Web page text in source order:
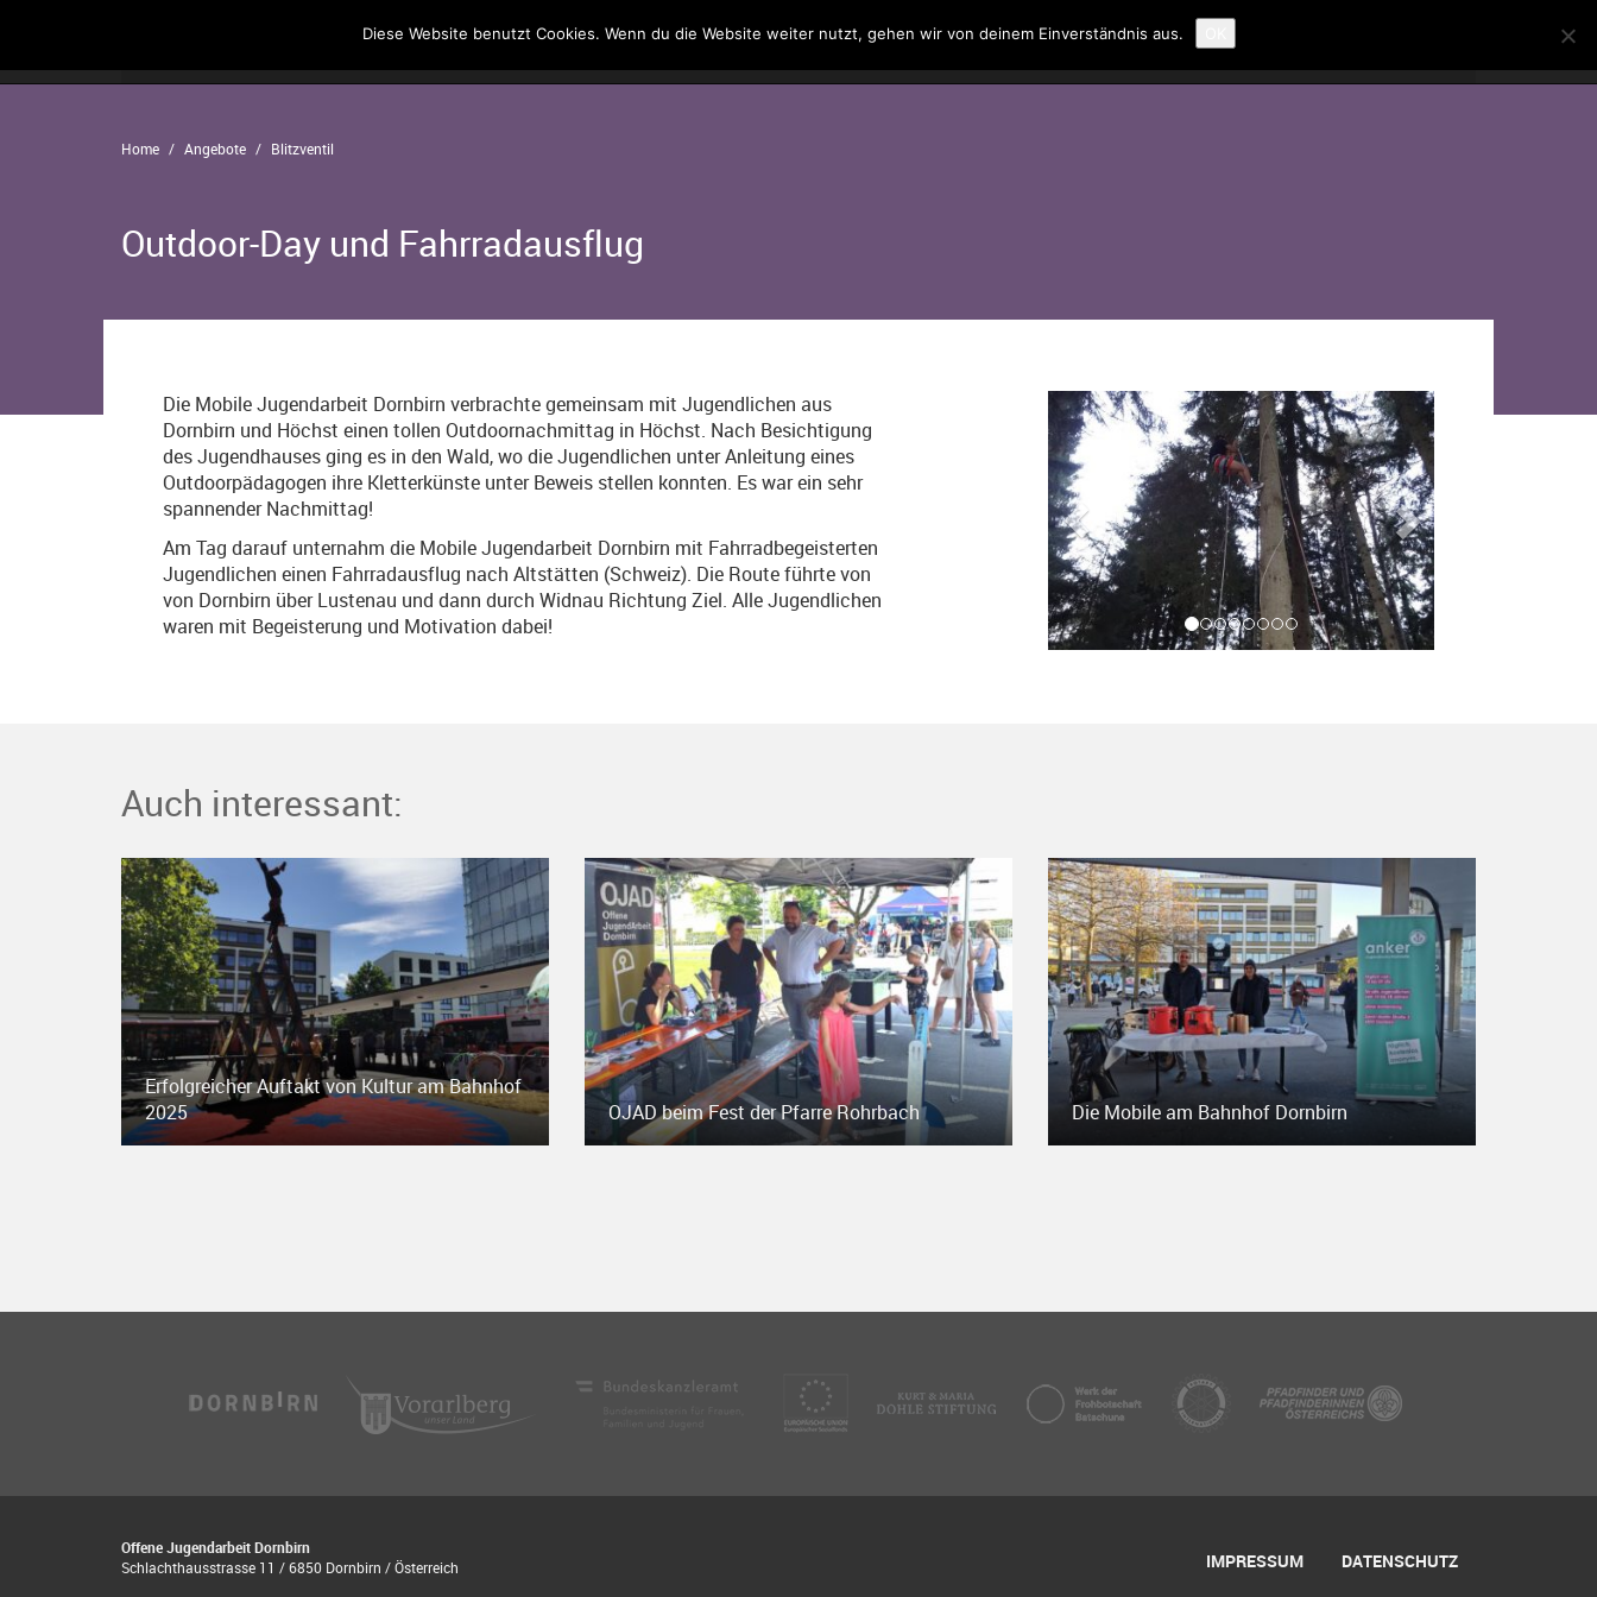
Der Verein Kontakt Suche
Home Angebote Blitzventil
Outdoor-Day und Fahrradausflug
Die Mobile Jugendarbeit Dornbirn verbrachte gemeinsam mit Jugendlichen aus
Dornbirn und Höchst einen tollen Outdoornachmittag in Höchst. Nach Besichtigung
des Jugendhauses ging es in den Wald, wo die Jugendlichen unter Anleitung eines
Outdoorpädagogen ihre Kletterkünste unter Beweis stellen konnten. Es war ein sehr
spannender Nachmittag!
Am Tag darauf unternahm die Mobile Jugendarbeit Dornbirn mit Fahrradbegeisterten
Jugendlichen einen Fahrradausflug nach Altstätten (Schweiz). Die Route führte von
von Dornbirn über Lustenau und dann durch Widnau Richtung Ziel. Alle Jugendlichen
waren mit Begeisterung und Motivation dabei!
Auch interessant:
Erfolgreicher Auftakt von Kultur am Bahnhof
2025
OJAD beim Fest der Pfarre Rohrbach Die Mobile am Bahnhof Dornbirn
Offene Jugendarbeit Dornbirn
Schlachthausstrasse 11 / 6850 Dornbirn / Österreich
IMPRESSUM DATENSCHUTZ
Diese Website benutzt Cookies. Wenn du die Website weiter nutzt, gehen wir von deinem Einverständnis aus.